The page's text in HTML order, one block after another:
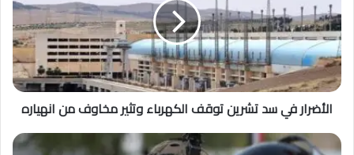
الأضرار في سد تشرين توقف الكهرباء وتثير مخاوف من انهياره